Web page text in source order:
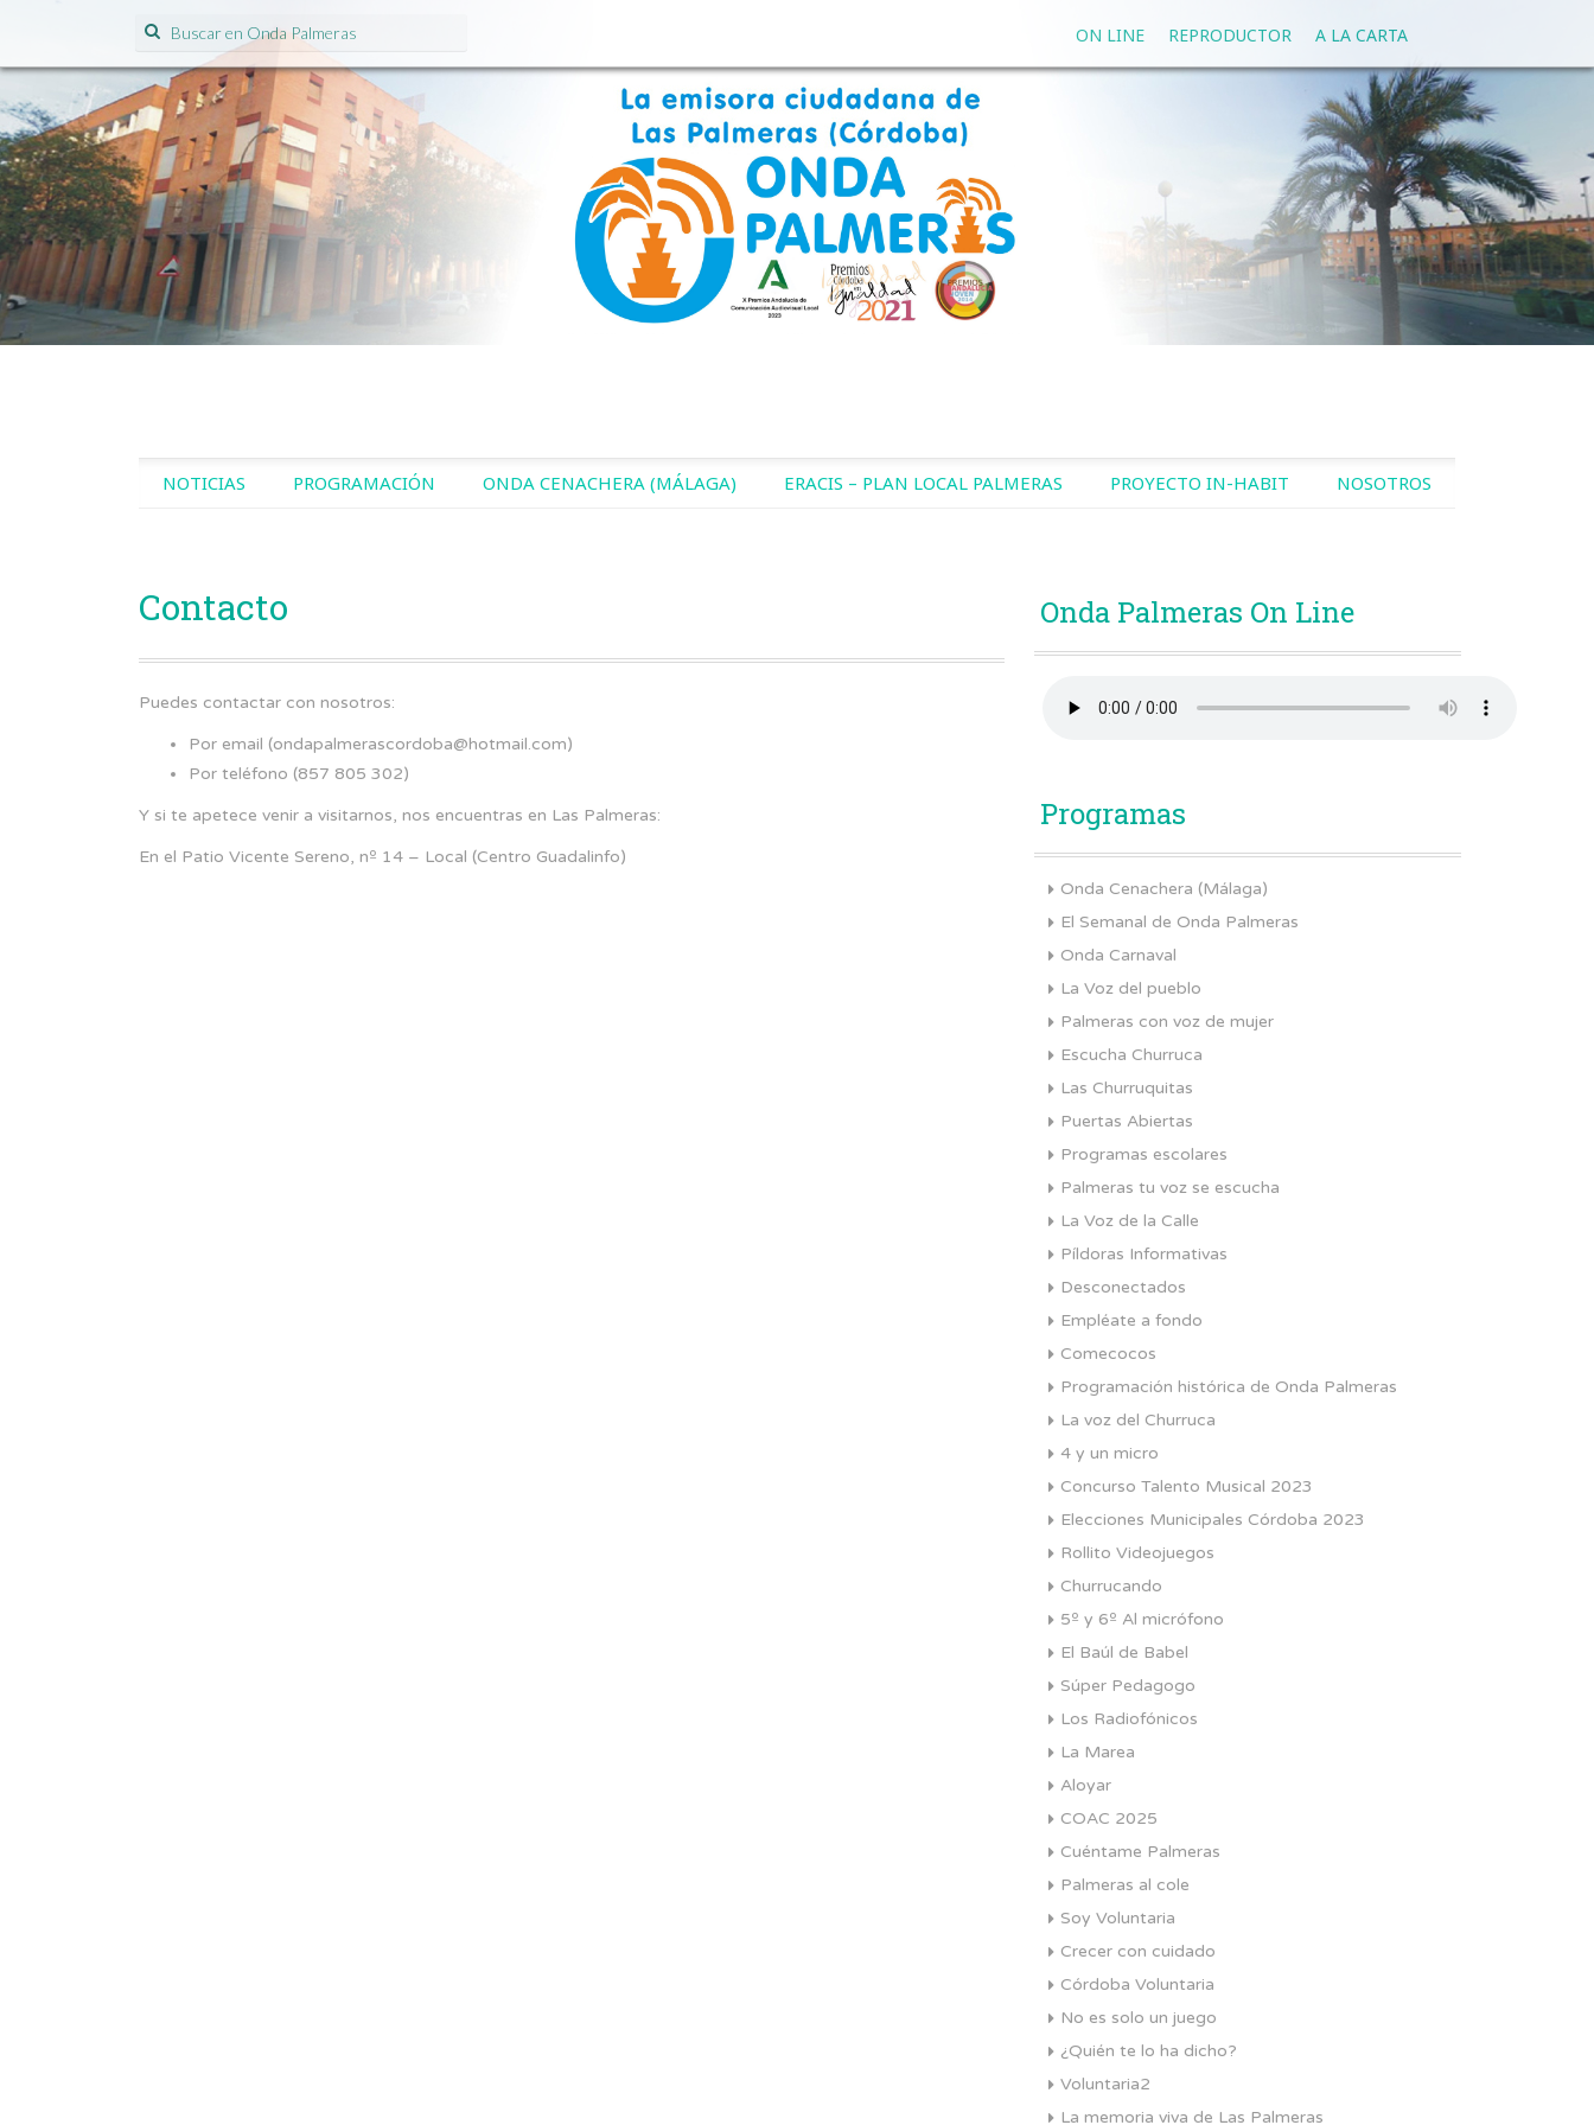
Search for: A LA CARTA
REPRODUCTOR
ON LINE
SKIP TO CONTENT
NOTICIAS PROGRAMACIÓN ONDA CENACHERA (MÁLAGA) ERACIS – PLAN LOCAL PALMERAS PROYECTO IN-HABIT NOSOTROS
Contacto
Puedes contactar con nosotros:
Por email (ondapalmerascordoba@hotmail.com)
Por teléfono (857 805 302)
Y si te apetece venir a visitarnos, nos encuentras en Las Palmeras:
En el Patio Vicente Sereno, nº 14 – Local (Centro Guadalinfo)
Onda Palmeras On Line
Programas
Onda Cenachera (Málaga)
El Semanal de Onda Palmeras
Onda Carnaval
La Voz del pueblo
Palmeras con voz de mujer
Escucha Churruca
Las Churruquitas
Puertas Abiertas
Programas escolares
Palmeras tu voz se escucha
La Voz de la Calle
Píldoras Informativas
Desconectados
Empléate a fondo
Comecocos
Programación histórica de Onda Palmeras
La voz del Churruca
4 y un micro
Concurso Talento Musical 2023
Elecciones Municipales Córdoba 2023
Rollito Videojuegos
Churrucando
5º y 6º Al micrófono
El Baúl de Babel
Súper Pedagogo
Los Radiofónicos
La Marea
Aloyar
COAC 2025
Cuéntame Palmeras
Palmeras al cole
Soy Voluntaria
Crecer con cuidado
Córdoba Voluntaria
No es solo un juego
¿Quién te lo ha dicho?
Voluntaria2
La memoria viva de Las Palmeras